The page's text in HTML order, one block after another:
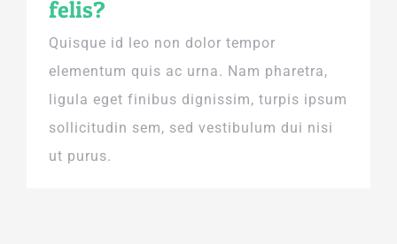
felis?
Quisque id leo non dolor tempor
elementum quis ac urna. Nam pharetra,
ligula eget finibus dignissim, turpis ipsum
sollicitudin sem, sed vestibulum dui nisi
ut purus.